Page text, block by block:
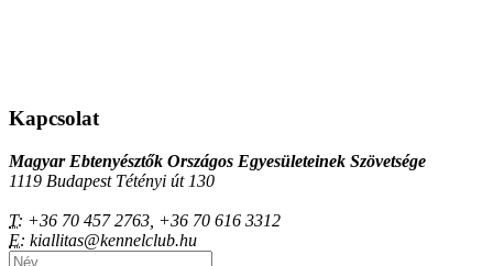
Kapcsolat
Magyar Ebtenyésztők Országos Egyesületeinek Szövetsége
1119 Budapest Tétényi út 130
T: +36 70 457 2763, +36 70 616 3312
E: kiallitas@kennelclub.hu